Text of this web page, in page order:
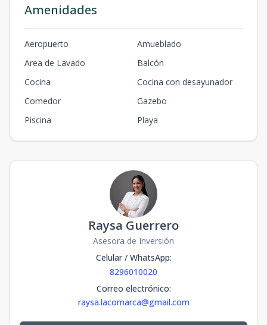
Amenidades
Aeropuerto
Amueblado
Area de Lavado
Balcón
Cocina
Cocina con desayunador
Comedor
Gazebo
Piscina
Playa
Raysa Guerrero
Asesora de Inversión
Celular / WhatsApp:
8296010020
Correo electrónico:
raysa.lacomarca@gmail.com